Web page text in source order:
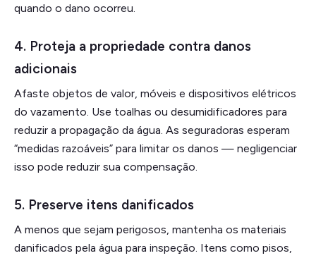
quando o dano ocorreu.
4. Proteja a propriedade contra danos
adicionais
Afaste objetos de valor, móveis e dispositivos elétricos
do vazamento. Use toalhas ou desumidificadores para
reduzir a propagação da água. As seguradoras esperam
“medidas razoáveis” para limitar os danos — negligenciar
isso pode reduzir sua compensação.
5. Preserve itens danificados
A menos que sejam perigosos, mantenha os materiais
danificados pela água para inspeção. Itens como pisos,